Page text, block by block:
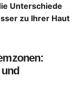
Unterschiede
zu Ihrer Haut